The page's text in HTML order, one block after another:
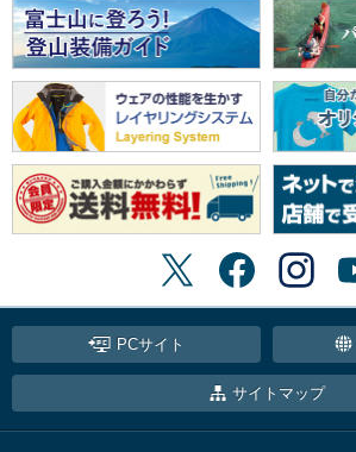
PCサイト
サイトマップ